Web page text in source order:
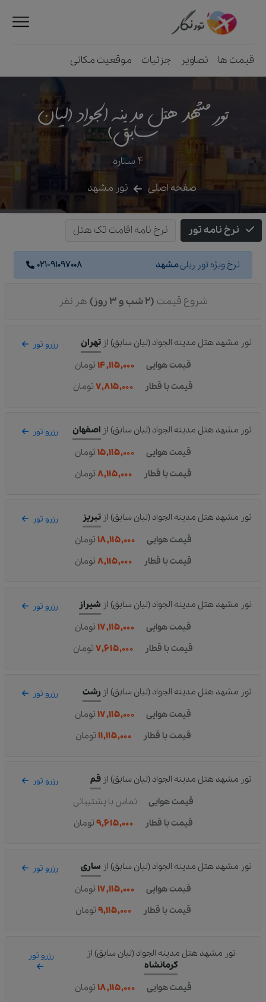
قیمت ها تصاویر جزئیات موقعیت مکانی
تور مشهد هتل مدینه الجواد (لیان
سابق)
4 ستاره
صفحه اصلی
تور مشهد
نرخ نامه تور نرخ نامه اقامت تک هتل
نرخ ویژه تور ریلیمشهد 021-91097008
شروع قیمت (2 شب و 3 روز) هر نفر
تور مشهد هتل مدینه الجواد (لیان سابق) از تهران رزرو تور
قیمت هوایی ۱۴,۱۱۵,۰۰۰ تومان
قیمت با قطار
۷,۸۱۵,۰۰۰ تومان
تور مشهد هتل مدینه الجواد (لیان سابق) از اصفهان رزرو تور
قیمت هوایی ۱۵,۱۱۵,۰۰۰ تومان
قیمت با قطار
۸,۱۱۵,۰۰۰ تومان
تور مشهد هتل مدینه الجواد (لیان سابق) از تبریز رزرو تور
قیمت هوایی ۱۸,۱۱۵,۰۰۰ تومان
قیمت با قطار
۸,۱۱۵,۰۰۰ تومان
تور مشهد هتل مدینه الجواد (لیان سابق) از شیراز رزرو تور
قیمت هوایی ۱۷,۱۱۵,۰۰۰ تومان
قیمت با قطار
۷,۶۱۵,۰۰۰ تومان
تور مشهد هتل مدینه الجواد (لیان سابق) از رشت رزرو تور
قیمت هوایی ۱۷,۱۱۵,۰۰۰ تومان
قیمت با قطار
۱۱,۱۱۵,۰۰۰ تومان
تور مشهد هتل مدینه الجواد (لیان سابق) از قم رزرو تور
قیمت هوایی
تماس با پشتیبانی
قیمت با قطار
۹,۶۱۵,۰۰۰ تومان
تور مشهد هتل مدینه الجواد (لیان سابق) از ساری رزرو تور
قیمت هوایی ۱۷,۱۱۵,۰۰۰ تومان
قیمت با قطار
۹,۱۱۵,۰۰۰ تومان
تور مشهد هتل مدینه الجواد (لیان سابق) از
کرمانشاه
رزرو تور
قیمت هوایی ۱۸,۱۱۵,۰۰۰ تومان